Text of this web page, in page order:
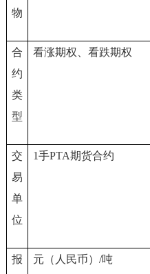
物
合
约
类
型
看涨期权、看跌期权
交
易
单
位
1手PTA期货合约
报
元（人民币）/吨